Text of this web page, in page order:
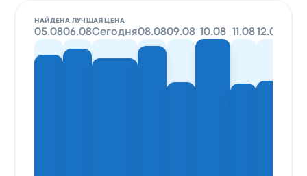
НАЙДЕНА ЛУЧШАЯ ЦЕНА
05.0806.08Сегодня08.0809.08 10.08 11.08 12.08